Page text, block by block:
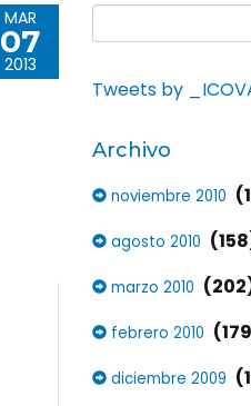
MAR
07
2013
Tweets by
Archivo
noviembre 2010
agosto 2010
marzo 2010
febrero 2010
diciembre 2009